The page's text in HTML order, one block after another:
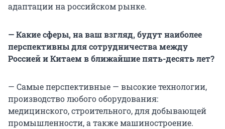
адаптации на российском рынке.
— Какие сферы, на ваш взгляд, будут наиболее
перспективны для сотрудничества между
Россией и Китаем в ближайшие пять-десять лет?
— Самые перспективные — высокие технологии,
производство любого оборудования:
медицинского, строительного, для добывающей
промышленности, а также машиностроение.